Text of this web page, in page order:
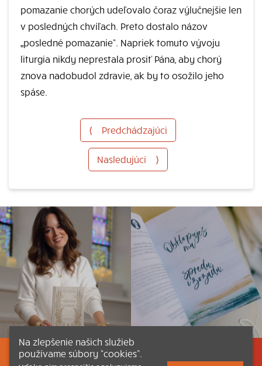
pomazanie chorých udeľovalo čoraz výlučnejšie len
v posledných chvíľach. Preto dostalo názov
„posledné pomazanie“. Napriek tomuto vývoju
liturgia nikdy neprestala prosiť Pána, aby chorý
znova nadobudol zdravie, ak by to osožilo jeho
spáse.
⟨ Predchádzajúci
Nasledujúci ⟩
Listovať Obsah Dokumenty a články
Na zlepšenie našich služieb
používame súbory “cookies”.